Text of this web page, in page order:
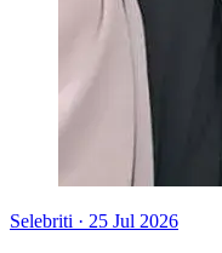
Selebriti · 25 Jul 2026